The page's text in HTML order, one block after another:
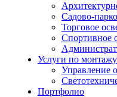
Садово-
Торговое
Спортивное
Услуги по
Управление
Портфолио